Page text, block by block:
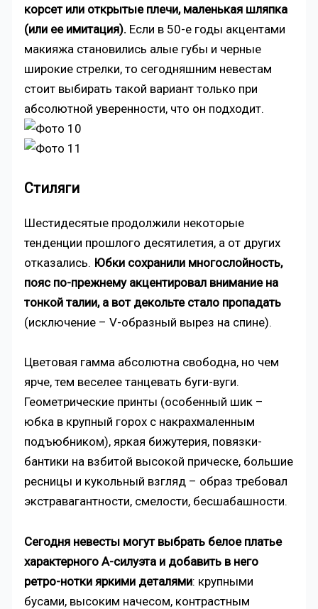
корсет или открытые плечи, маленькая шляпка
(или ее имитация). Если в 50-е годы акцентами
макияжа становились алые губы и черные
широкие стрелки, то сегодняшним невестам
стоит выбирать такой вариант только при
абсолютной уверенности, что он подходит.
Стиляги
Шестидесятые продолжили некоторые
тенденции прошлого десятилетия, а от других
отказались. Юбки сохранили многослойность,
пояс по-прежнему акцентировал внимание на
тонкой талии, а вот декольте стало пропадать
(исключение – V-образный вырез на спине).
Цветовая гамма абсолютна свободна, но чем
ярче, тем веселее танцевать буги-вуги.
Геометрические принты (особенный шик –
юбка в крупный горох с накрахмаленным
подъюбником), яркая бижутерия, повязки-
бантики на взбитой высокой прическе, большие
ресницы и кукольный взгляд – образ требовал
экстравагантности, смелости, бесшабашности.
Сегодня невесты могут выбрать белое платье
характерного А-силуэта и добавить в него
ретро-нотки яркими деталями: крупными
бусами, высоким начесом, контрастным